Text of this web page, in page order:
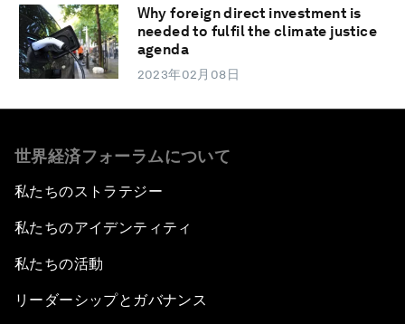
Why foreign direct investment is
needed to fulfil the climate justice
agenda
2023年02月08日
世界経済フォーラムについて
私たちのストラテジー
私たちのアイデンティティ
私たちの活動
リーダーシップとガバナンス